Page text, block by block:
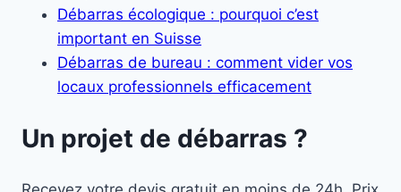
Débarras écologique : pourquoi c’est
important en Suisse
Débarras de bureau : comment vider vos
locaux professionnels efficacement
Un projet de débarras ?